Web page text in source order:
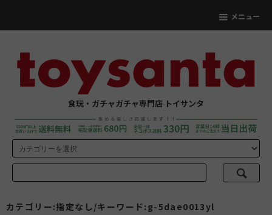
メニュー
食玩・ガチャガチャ専門店 トイサンタ
カテゴリー:指定なし/キーワード:g-5dae0013yl